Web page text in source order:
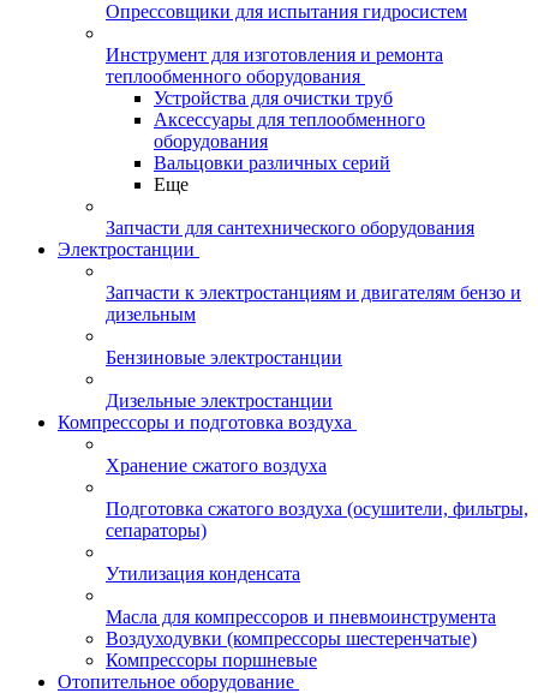
Опрессовщики для испытания гидросистем
Инструмент для изготовления и ремонта
теплообменного оборудования
Устройства для очистки труб
Аксессуары для теплообменного
оборудования
Вальцовки различных серий
Еще
Запчасти для сантехнического оборудования
Электростанции
Запчасти к электростанциям и двигателям бензо и
дизельным
Бензиновые электростанции
Дизельные электростанции
Компрессоры и подготовка воздуха
Хранение сжатого воздуха
Подготовка сжатого воздуха (осушители, фильтры,
сепараторы)
Утилизация конденсата
Масла для компрессоров и пневмоинструмента
Воздуходувки (компрессоры шестеренчатые)
Компрессоры поршневые
Отопительное оборудование